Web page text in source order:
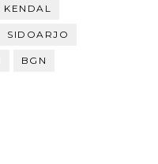
KENDAL
SIDOARJO
BGN